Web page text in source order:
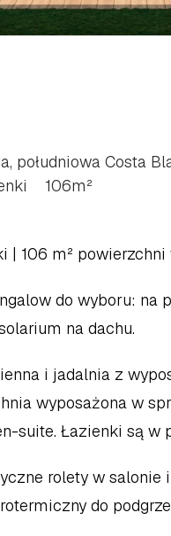
południowa Costa
106m²
| 106 m²
do wyboru: na
na dachu.
i jadalnia z
wyposażona w
suite. Łazienki są w
rolety w
do